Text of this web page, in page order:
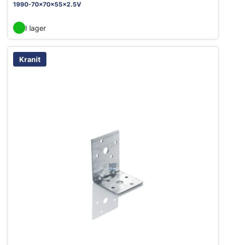
1990-70x70x55x2.5V
I lager
Kranit